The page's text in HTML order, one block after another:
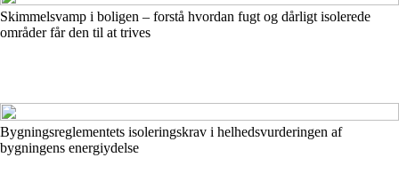
Skimmelsvamp i boligen – forstå hvordan fugt og dårligt isolerede
områder får den til at trives
Bygningsreglementets isoleringskrav i helhedsvurderingen af
bygningens energiydelse